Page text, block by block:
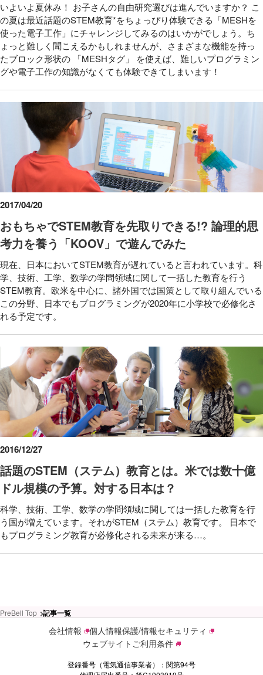
いよいよ夏休み！ お子さんの自由研究選びは進んでいますか？ こ
の夏は最近話題のSTEM教育*をちょっぴり体験できる「MESHを
使った電子工作」にチャレンジしてみるのはいかがでしょう。ち
ょっと難しく聞こえるかもしれませんが、さまざまな機能を持っ
たブロック形状の 「MESHタグ」 を使えば、難しいプログラミン
グや電子工作の知識がなくても体験できてしまいます！
おもちゃでSTEM教育を先取りできる!? 論理的思
考力を養う「KOOV」で遊んでみた
2017/04/20
現在、日本においてSTEM教育が遅れていると言われています。科
学、技術、工学、数学の学問領域に関して一括した教育を行う
STEM教育。欧米を中心に、諸外国では国策として取り組んでいる
この分野、日本でもプログラミングが2020年に小学校で必修化さ
れる予定です。
話題のSTEM（ステム）教育とは。米では数十億
ドル規模の予算。対する日本は？
2016/12/27
科学、技術、工学、数学の学問領域に関しては一括した教育を行
う国が増えています。それがSTEM（ステム）教育です。 日本で
もプログラミング教育が必修化される未来が来る…。
PreBell Top 記事一覧
会社情報
個人情報保護/情報セキュリティ
ウェブサイトご利用条件
登録番号（電気通信事業者）：関第94号